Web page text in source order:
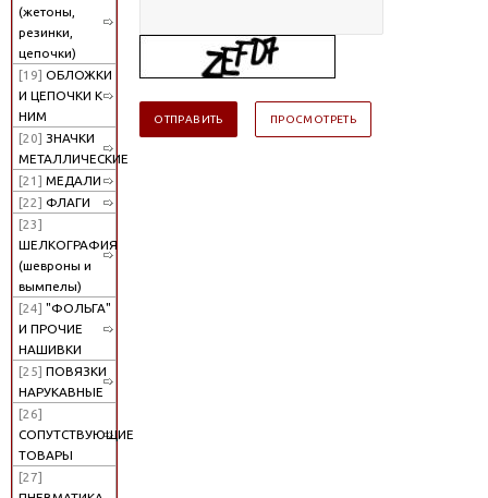
(жетоны,
резинки,
цепочки)
[19] ОБЛОЖКИ
И ЦЕПОЧКИ К
НИМ
[20] ЗНАЧКИ
МЕТАЛЛИЧЕСКИЕ
[21] МЕДАЛИ
[22] ФЛАГИ
[23]
ШЕЛКОГРАФИЯ
(шевроны и
вымпелы)
[24] "ФОЛЬГА"
И ПРОЧИЕ
НАШИВКИ
[25] ПОВЯЗКИ
НАРУКАВНЫЕ
[26]
СОПУТСТВУЮЩИЕ
ТОВАРЫ
[27]